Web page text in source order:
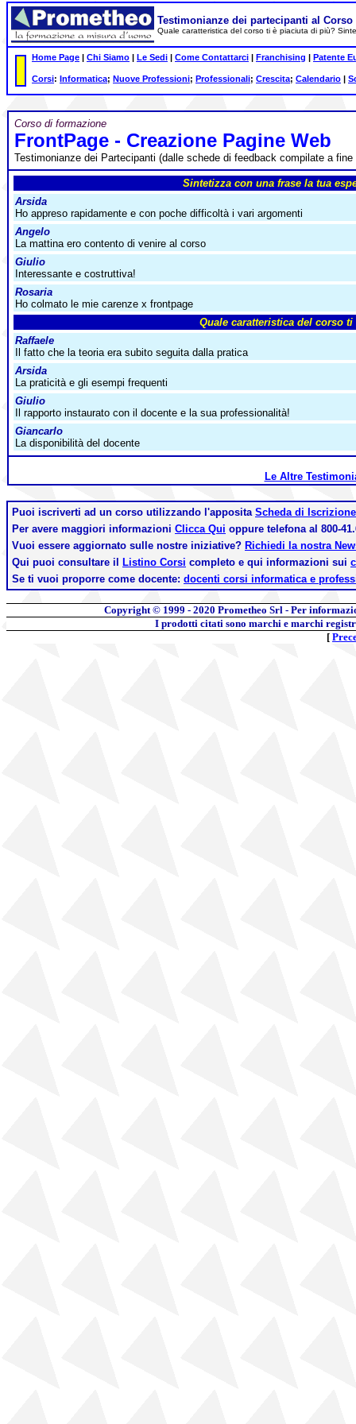
Testimonianze dei partecipanti al Corso
Quale caratteristica del corso ti è piaciuta di più?
Home Page | Chi Siamo | Le Sedi | Come Contattarci | Franchising | Patente
Corsi: Informatica; Nuove Professioni; Professionali; Crescita; Calendario |
Corso di formazione
FrontPage - Creazione Pagine Web
Testimonianze dei Partecipanti (dalle schede di feedback compilate a fine
Sintetizza con una frase la tua
Arsida
Ho appreso rapidamente e con poche difficoltà i vari argomenti
Angelo
La mattina ero contento di venire al corso
Giulio
Interessante e costruttiva!
Rosaria
Ho colmato le mie carenze x frontpage
Quale caratteristica del corso
Raffaele
Il fatto che la teoria era subito seguita dalla pratica
Arsida
La praticità e gli esempi frequenti
Giulio
Il rapporto instaurato con il docente e la sua professionalità!
Giancarlo
La disponibilità del docente
Le Altre
Puoi iscriverti ad un corso utilizzando l'apposita Scheda di Iscrizione
Per avere maggiori informazioni Clicca Qui oppure telefona al 800-
Vuoi essere aggiornato sulle nostre iniziative? Richiedi la nostra
Qui puoi consultare il
Listino Corsi completo e qui informazioni sui
Se ti vuoi proporre come docente: docenti corsi informatica e
Copyright © 1999 - 2020 Prometheo Srl - Per
I prodotti citati sono marchi e marchi
[